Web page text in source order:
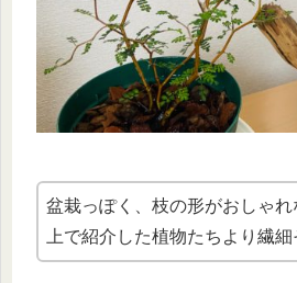
盆栽っぽく、枝の形がおしゃれ
上で紹介した植物たちより繊細